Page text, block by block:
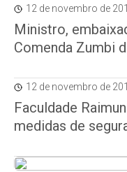
12 de novembro de
Ministro,
Comenda Zumbi
12 de novembro de
Faculdade
medidas de